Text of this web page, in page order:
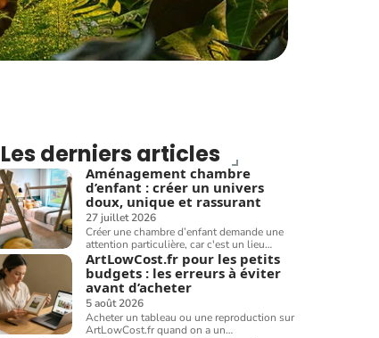
Les derniers articles
Aménagement chambre
d’enfant : créer un univers
doux, unique et rassurant
27 juillet 2026
Créer une chambre d’enfant demande une
attention particulière, car c'est un lieu…
ArtLowCost.fr pour les petits
budgets : les erreurs à éviter
avant d’acheter
5 août 2026
Acheter un tableau ou une reproduction sur
ArtLowCost.fr quand on a un…